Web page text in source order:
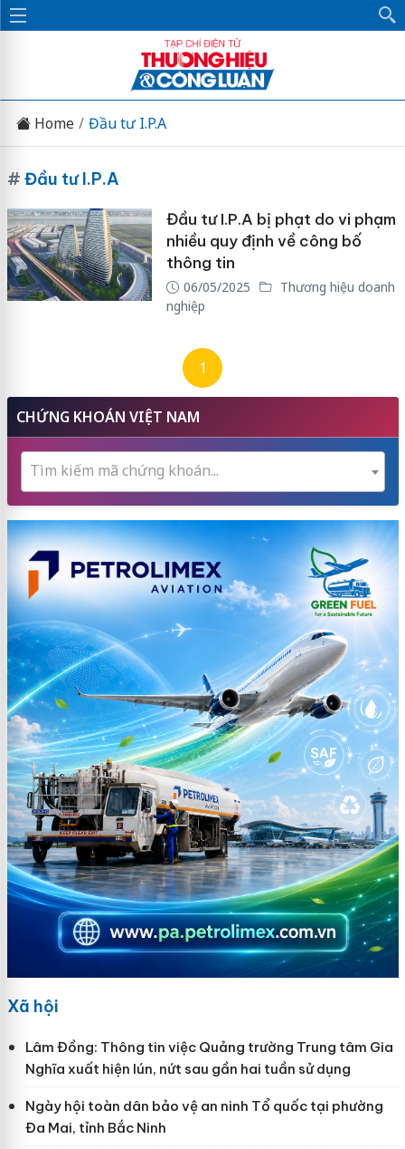
Home Đầu tư I.P.A
# Đầu tư I.P.A
Đầu tư I.P.A bị phạt do vi phạm
nhiều quy định về công bố
thông tin
06/05/2025
Thương hiệu doanh
nghiệp
1
CHỨNG KHOÁN VIỆT NAM
Tìm kiếm mã chứng khoán...
Xã hội
Lâm Đồng: Thông tin việc Quảng trường Trung tâm Gia
Nghĩa xuất hiện lún, nứt sau gần hai tuần sử dụng
Ngày hội toàn dân bảo vệ an ninh Tổ quốc tại phường
Đa Mai, tỉnh Bắc Ninh